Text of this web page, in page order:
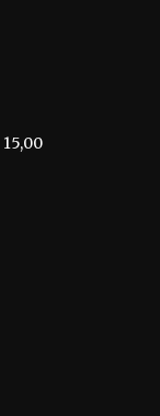
15,00